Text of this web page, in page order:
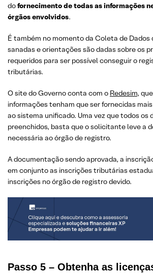
dofornecimento de todas as informações
órgãos envolvidos.
É também no momento da Coleta de Dados
sanadas e orientações são dadas sobre os
requeridos para ser possível conseguir o
tributárias.
O site do Governo conta com o Redesim,
informações tenham que ser fornecidas
ao sistema unificado. Uma vez que todos os
preenchidos, basta que o solicitante leve a
necessária ao órgão de registro.
A documentação sendo aprovada, a
em conjunto as inscrições tributárias
inscrições no órgão de registro devido.
Passo 5 – Obtenha as